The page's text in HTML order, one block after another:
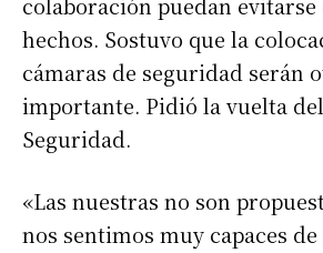
Número de teléfono
colaboración puedan
hechos. Sostuvo que la
cámaras de seguridad serán
importante. Pidió la vuelta
Seguridad.
«Las nuestras no son
nos sentimos muy capaces